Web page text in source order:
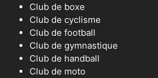
Club de boxe
Club de cyclisme
Club de football
Club de gymnastique
Club de handball
Club de moto